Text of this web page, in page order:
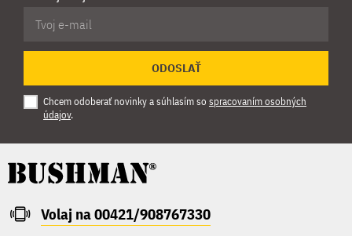
ODOSLAŤ
Chcem odoberať novinky a súhlasím so spracovaním osobných
údajov.
Volaj na 00421/908767330